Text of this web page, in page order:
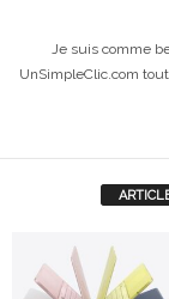
Je suis comme
UnSimpleClic.com